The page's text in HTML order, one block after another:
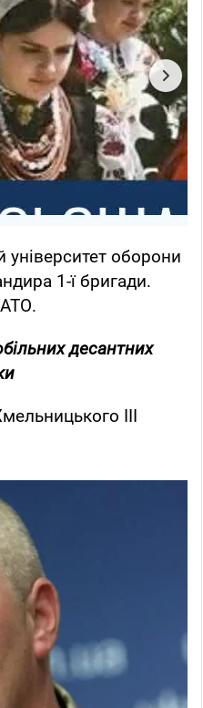
університет оборони
1-ї бригади.
десантних
III